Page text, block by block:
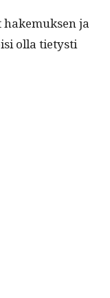
ja
olla tietysti